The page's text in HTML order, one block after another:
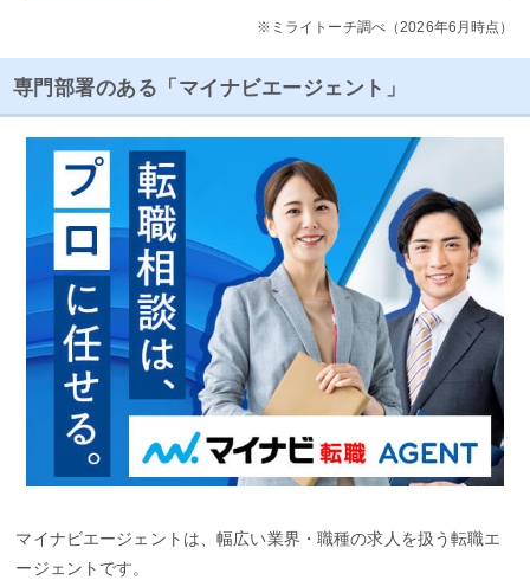
※ミライトーチ調べ（2026年6月時点）
専門部署のある「マイナビエージェント」
マイナビエージェントは、幅広い業界・職種の求人を扱う転職エ
ージェントです。